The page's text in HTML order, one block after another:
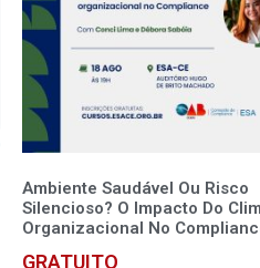
Ambiente Saudável Ou Risco
Silencioso? O Impacto Do
Organizacional No
GRATUITO